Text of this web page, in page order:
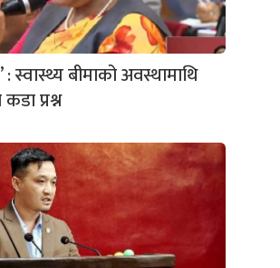
स्वास्थ्य बीमाको अवस्थामाथि
प्रश्न